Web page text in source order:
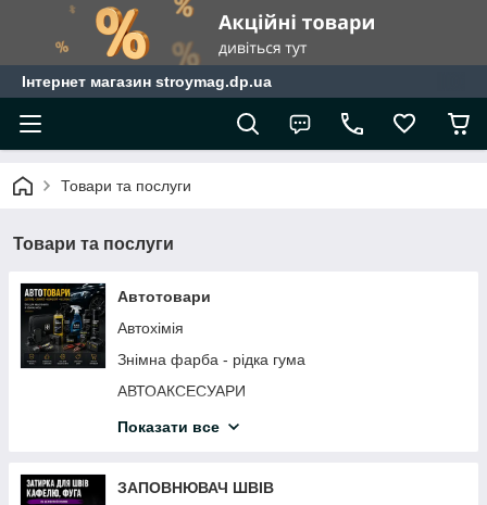
Інтернет магазин stroymag.dp.ua
Товари та послуги
Товари та послуги
Автотовари
Автохімія
Знімна фарба - рідка гума
АВТОАКСЕСУАРИ
АВТОМОБІЛЬНІ ЩІТКИ СКЛООЧИСНИКА
Інструмент для ремонту авто
Показати все
ЗАПОВНЮВАЧ ШВІВ